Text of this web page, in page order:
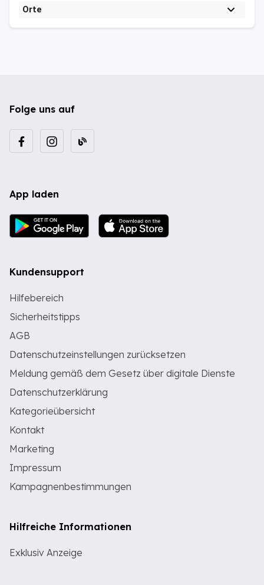
Orte
Folge uns auf
App laden
Kundensupport
Hilfebereich
Sicherheitstipps
AGB
Datenschutzeinstellungen zurücksetzen
Meldung gemäß dem Gesetz über digitale Dienste
Datenschutzerklärung
Kategorieübersicht
Kontakt
Marketing
Impressum
Kampagnenbestimmungen
Hilfreiche Informationen
Exklusiv Anzeige